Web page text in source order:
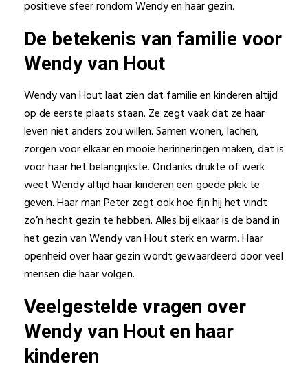
positieve sfeer rondom Wendy en haar gezin.
De betekenis van familie voor
Wendy van Hout
Wendy van Hout laat zien dat familie en kinderen altijd
op de eerste plaats staan. Ze zegt vaak dat ze haar
leven niet anders zou willen. Samen wonen, lachen,
zorgen voor elkaar en mooie herinneringen maken, dat is
voor haar het belangrijkste. Ondanks drukte of werk
weet Wendy altijd haar kinderen een goede plek te
geven. Haar man Peter zegt ook hoe fijn hij het vindt
zo’n hecht gezin te hebben. Alles bij elkaar is de band in
het gezin van Wendy van Hout sterk en warm. Haar
openheid over haar gezin wordt gewaardeerd door veel
mensen die haar volgen.
Veelgestelde vragen over
Wendy van Hout en haar
kinderen